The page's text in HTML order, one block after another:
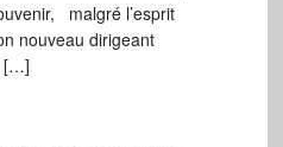
malgré l’esprit
nouveau dirigeant
[…]